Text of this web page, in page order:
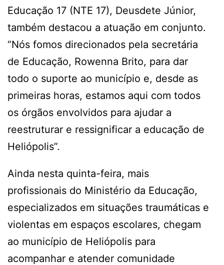
Educação 17 (NTE 17), Deusdete Júnior,
também destacou a atuação em conjunto.
“Nós fomos direcionados pela secretária
de Educação, Rowenna Brito, para dar
todo o suporte ao município e, desde as
primeiras horas, estamos aqui com todos
os órgãos envolvidos para ajudar a
reestruturar e ressignificar a educação de
Heliópolis”.
Ainda nesta quinta-feira, mais
profissionais do Ministério da Educação,
especializados em situações traumáticas e
violentas em espaços escolares, chegam
ao município de Heliópolis para
acompanhar e atender comunidade